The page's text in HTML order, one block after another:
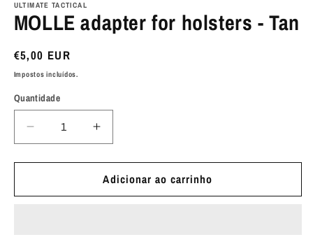
multimédia
1
em
ULTIMATE TACTICAL
MOLLE adapter for holsters - Tan
Preço
normal
€5,00 EUR
Impostos incluídos.
Quantidade
Diminuir
a
quantidade
MOLLE
Aumentar
a
quantidade
de
MOLLE
Adicionar ao carrinho